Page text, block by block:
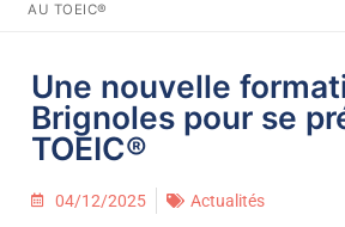
Nous connaître
Nos missions
L’équipe
Scolarité
Avant ma formation
Accompagnement
AU TOEIC®
Une nouvelle
Brignoles pour se
TOEIC®
04/12/2025 Actualités